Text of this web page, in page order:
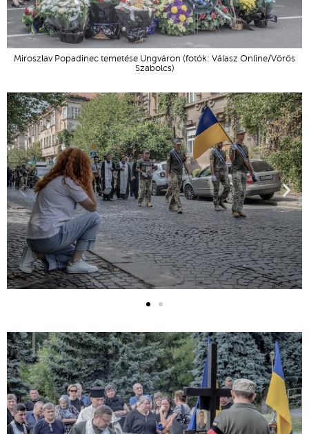
Miroszlav Popadinec temetése Ungváron (fotók: Válasz Online/Vörös
Szabolcs)